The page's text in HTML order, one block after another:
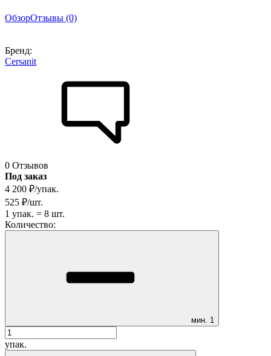
ОбзорОтзывы (0)
Бренд:
Cersanit
0 Отзывов
Под заказ
4 200 ₽/упак.
525 ₽/шт.
1 упак. = 8 шт.
Количество:
мин. 1
упак.